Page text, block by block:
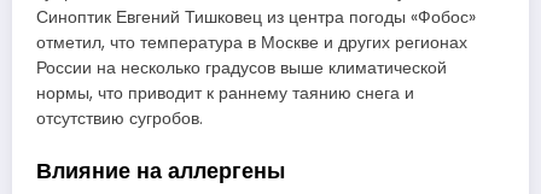
Синоптик Евгений Тишковец из центра погоды «Фобос»
отметил, что температура в Москве и других регионах
России на несколько градусов выше климатической
нормы, что приводит к раннему таянию снега и
отсутствию сугробов.
Влияние на аллергены